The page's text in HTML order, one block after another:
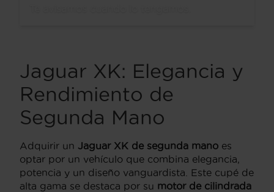
Jaguar XK: Elegancia y
Rendimiento de
Segunda Mano
Adquirir un Jaguar XK de segunda mano es
optar por un vehículo que combina elegancia,
potencia y un diseño vanguardista.
Este cupé de
alta gama se destaca por su motor de cilindrada